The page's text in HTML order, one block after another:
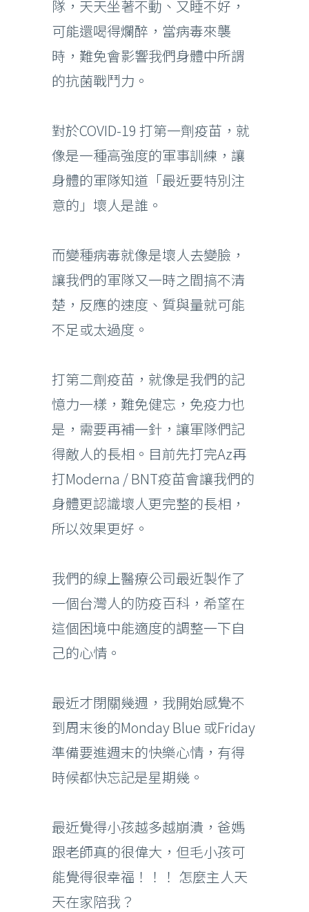
隊，天天坐著不動、又睡不好，
可能還喝得爛醉，當病毒來襲
時，難免會影響我們身體中所謂
的抗菌戰鬥力。
對於COVID-19 打第一劑疫苗，就
像是一種高強度的軍事訓練，讓
身體的軍隊知道「最近要特別注
意的」壞人是誰。
而變種病毒就像是壞人去變臉，
讓我們的軍隊又一時之間搞不清
楚，反應的速度、質與量就可能
不足或太過度。
打第二劑疫苗，就像是我們的記
憶力一樣，難免健忘，免疫力也
是，需要再補一針，讓軍隊們記
得敵人的長相。目前先打完Az再
打Moderna / BNT疫苗會讓我們的
身體更認識壞人更完整的長相，
所以效果更好。
我們的線上醫療公司最近製作了
一個台灣人的防疫百科，希望在
這個困境中能適度的調整一下自
己的心情。
最近才閉關幾週，我開始感覺不
到周末後的Monday Blue 或Friday
準備要進週末的快樂心情，有得
時候都快忘記是星期幾。
最近覺得小孩越多越崩潰，爸媽
跟老師真的很偉大，但毛小孩可
能覺得很幸福！！！ 怎麼主人天
天在家陪我？